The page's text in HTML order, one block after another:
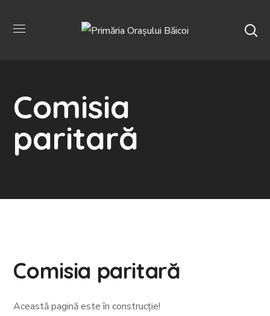
Comisia
paritară
Comisia paritară
Această pagină este în construcție!